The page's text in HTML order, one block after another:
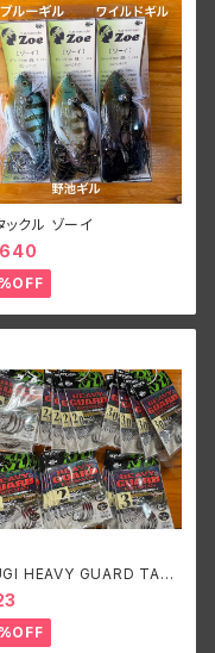
ックル ゾーイ
HEAVY GUARD TALI
リューギ ヘビーガードタ
ン